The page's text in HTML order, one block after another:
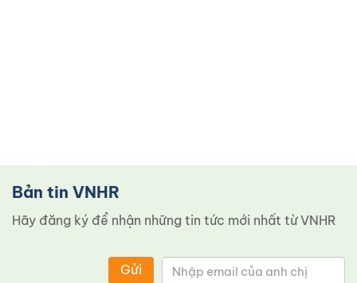
Bản tin VNHR
Hãy đăng ký để nhận những tin tức mới nhất từ ​​VNHR
Gửi